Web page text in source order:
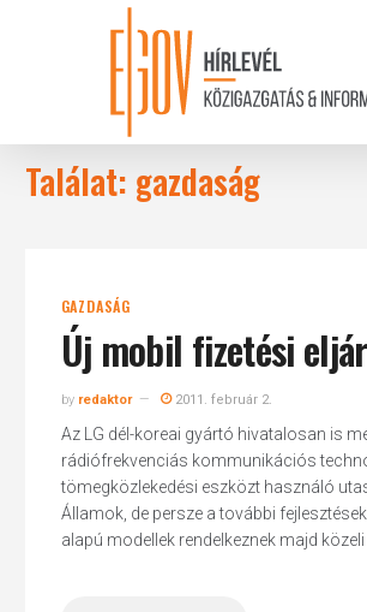
Találat: gazdaság
GAZDASÁG
Új mobil fizetési
by redaktor 2011. február 2.
Az LG dél-koreai gyártó hivatalosan is
rádiófrekvenciás kommunikációs
tömegközlekedési eszközt használó
Államok, de persze a további
alapú modellek rendelkeznek majd